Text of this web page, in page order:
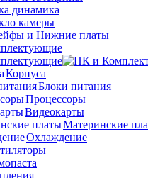
динамика
камеры
и Нижние платы
Корпуса
Блоки питания
Процессоры
Видеокарты
Материнские
Охлаждение